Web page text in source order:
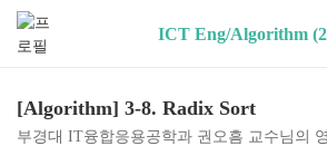
ICT Eng/Algorithm
[Algorithm] 3-8. Radix Sort
부경대 IT융합응용공학과 권오흠 교수님의